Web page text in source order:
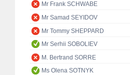
Mr Frank SCHWABE
Mr Samad SEYIDOV
Mr Tommy SHEPPARD
Mr Serhii SOBOLIEV
M. Bertrand SORRE
Ms Olena SOTNYK